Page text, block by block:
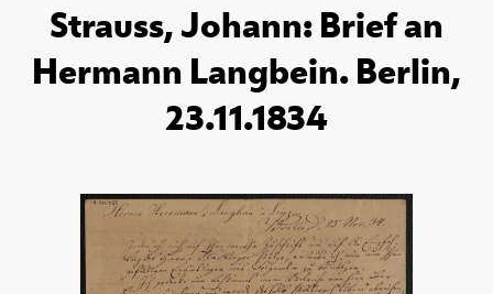
Strauss, Johann: Brief an
Hermann Langbein. Berlin,
23.11.1834